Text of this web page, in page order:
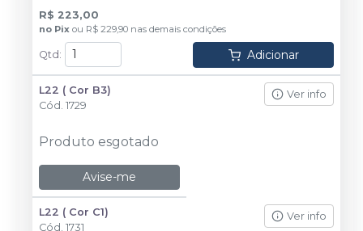
R$ 223,00
no Pix ou R$ 229,90 nas demais condições
Qtd : Adicionar
L22 ( Cor B3)
Cód. 1729
Ver info
Produto esgotado
Avise-me
L22 ( Cor C1)
Cód. 1731
Ver info